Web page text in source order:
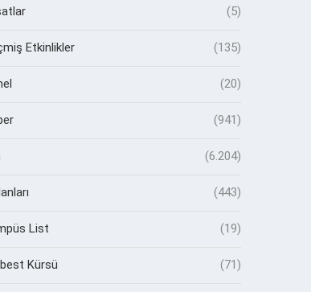
(5)
Etkinlikler (135)
(20)
(941)
(6.204)
(443)
List (19)
Kürsü (71)